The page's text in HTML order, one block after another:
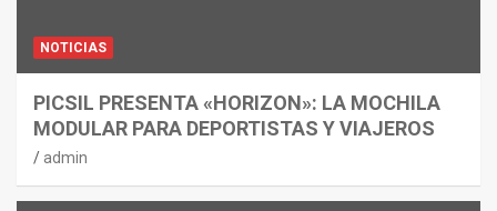
NOTICIAS
PICSIL PRESENTA «HORIZON»: LA MOCHILA
MODULAR PARA DEPORTISTAS Y VIAJEROS
admin